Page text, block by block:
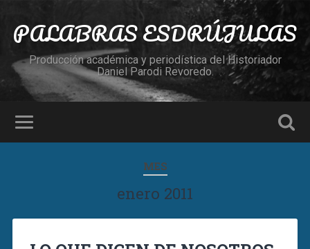
PALABRAS ESDRÚJULAS
Producción académica y periodística del Historiador
Daniel Parodi Revoredo.
MES
enero 2011